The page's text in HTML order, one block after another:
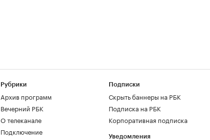
Рубрики
Архив программ
Вечерний РБК
О телеканале
Подключение
Подписки
Скрыть баннеры на РБК
Подписка на РБК
Корпоративная подписка
Уведомления